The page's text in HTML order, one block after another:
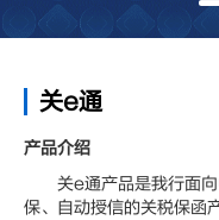
关e通
产品介绍
关e通产品是我行面向
保、自动授信的关税保函